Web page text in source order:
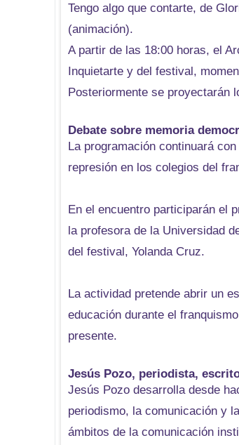
Tengo algo que contarte, de
(animación).
A partir de las 18:00 horas, el
Inquietarte y del festival,
Posteriormente se proyectarán
Debate sobre memoria
La programación continuará
represión en los colegios del
En el encuentro participarán el
la profesora de la Universidad
del festival, Yolanda Cruz.
La actividad pretende abrir un
educación durante el
presente.
Jesús Pozo, periodista,
Jesús Pozo desarrolla desde
periodismo, la comunicación y
ámbitos de la comunicación